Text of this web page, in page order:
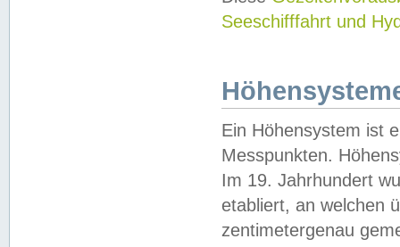
Seeschifffahrt und
Ein Höhensystem ist
Messpunkten.
Im 19. Jahrhundert
etabliert, an welchen
zentimetergenau